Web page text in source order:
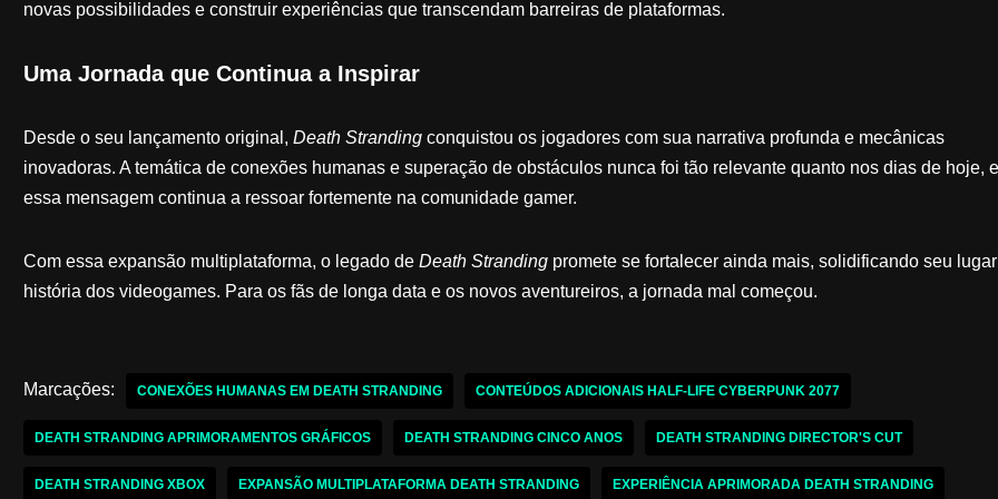
novas possibilidades e construir experiências que transcendam barreiras de plataformas.
Uma Jornada que Continua a Inspirar
Desde o seu lançamento original, Death Strandingconquistou os jogadores com sua narrativa profunda e mecânicas
inovadoras. A temática de conexões humanas e superação de obstáculos nunca foi tão relevante quanto nos dias de hoje, e
essa mensagem continua a ressoar fortemente na comunidade gamer.
Com essa expansão multiplataforma, o legado de Death Strandingpromete se fortalecer ainda mais, solidificando seu
história dos videogames. Para os fãs de longa data e os novos aventureiros, a jornada mal começou.
Marcações: CONEXÕES HUMANAS EM DEATH STRANDING CONTEÚDOS ADICIONAIS HALF-LIFE CYBERPUNK 2077
DEATH STRANDING APRIMORAMENTOS GRÁFICOS DEATH STRANDING CINCO ANOS DEATH STRANDING DIRECTOR'S CUT
DEATH STRANDING XBOX EXPANSÃO MULTIPLATAFORMA DEATH STRANDING EXPERIÊNCIA APRIMORADA DEATH STRANDING